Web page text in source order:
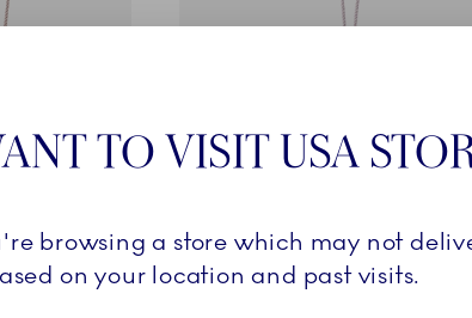
TO VISIT USA
browsing a store which may not
on your location and past visits.